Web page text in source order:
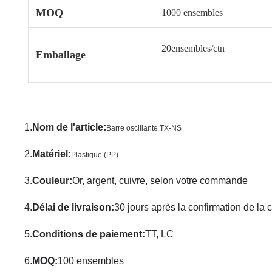
MOQ 1000 ensembles
Emballage
20ensembles/ctn
1. Nom de l'article: Barre oscillante TX-NS
2. Matériel : Plastique (PP)
3.Couleur:Or, argent, cuivre, selon votre commande
4. Délai de livraison:30 jours après la confirmation de la
5.Conditions de paiement:TT, LC
6. MOQ:100 ensembles